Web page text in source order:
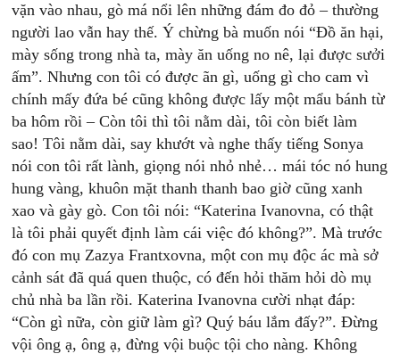
vặn vào nhau, gò má nổi lên những đám đo đỏ – thường
người lao vẫn hay thế. Ý chừng bà muốn nói “Đồ ăn hại,
mày sống trong nhà ta, mày ăn uống no nê, lại được sưởi
ấm”. Nhưng con tôi có được ãn gì, uống gì cho cam vì
chính mấy đứa bé cũng không được lấy một mẩu bánh từ
ba hôm rồi – Còn tôi thì tôi nằm dài, tôi còn biết làm
sao! Tôi nằm dài, say khướt và nghe thấy tiếng Sonya
nói con tôi rất lành, giọng nói nhỏ nhẻ… mái tóc nó hung
hung vàng, khuôn mặt thanh thanh bao giờ cũng xanh
xao và gày gò. Con tôi nói: “Katerina Ivanovna, có thật
là tôi phải quyết định làm cái việc đó không?”. Mà trước
đó con mụ Zazya Frantxovna, một con mụ độc ác mà sở
cảnh sát đã quá quen thuộc, có đến hỏi thăm hỏi dò mụ
chủ nhà ba lần rồi. Katerina Ivanovna cười nhạt đáp:
“Còn gì nữa, còn giữ làm gì? Quý báu lắm đấy?”. Đừng
vội ông ạ, ông ạ, đừng vội buộc tội cho nàng. Không